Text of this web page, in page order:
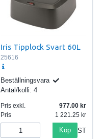
Iris Tipplock Svart 60L
25616
Beställningsvara
Antal/kolli: 4
Pris exkl.
977.00
Pris
1 221.25
Köp ST